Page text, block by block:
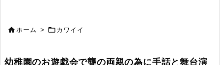
ホーム >  カワイイ
幼稚園のお遊戯会で聾の両親の為に手話と舞台演